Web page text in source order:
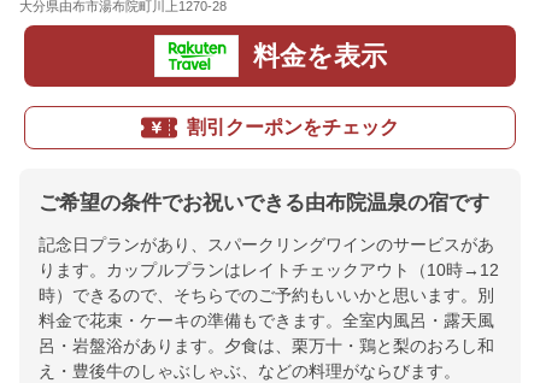
大分県由布市湯布院町川上1270-28
料金を表示
割引クーポンをチェック
ご希望の条件でお祝いできる由布院温泉の宿です
記念日プランがあり、スパークリングワインのサービスがあ
ります。カップルプランはレイトチェックアウト（10時→12
時）できるので、そちらでのご予約もいいかと思います。別
料金で花束・ケーキの準備もできます。全室内風呂・露天風
呂・岩盤浴があります。夕食は、栗万十・鶏と梨のおろし和
え・豊後牛のしゃぶしゃぶ、などの料理がならびます。